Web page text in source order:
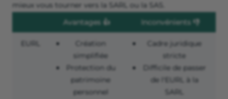
mieux vous tourner vers la SARL ou la SAS.
Avantages 👍
Inconvénients 👎
Création
simplifiée
Protection du
patrimoine
personnel
Cadre juridique
stricte
Difficile de passer
de l'EURL à la
SARL